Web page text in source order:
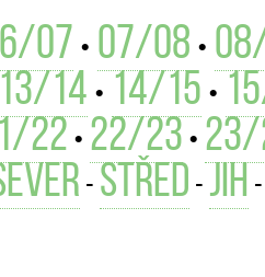
07 • 07/08 •
13/14 • 14/15 •
22 • 22/23 •
- střed - jih